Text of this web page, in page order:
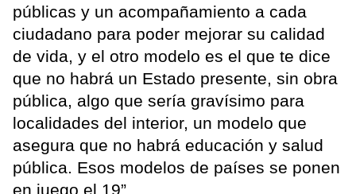
públicas y un acompañamiento a cada
ciudadano para poder mejorar su calidad
de vida, y el otro modelo es el que te dice
que no habrá un Estado presente, sin obra
pública, algo que sería gravísimo para
localidades del interior, un modelo que
asegura que no habrá educación y salud
pública. Esos modelos de países se ponen
en juego el 19”.